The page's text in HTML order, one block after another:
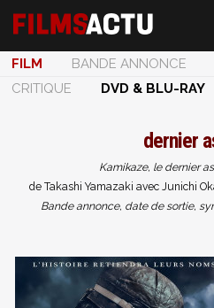
FILM BANDE ANNONCE
CRITIQUE
DVD & BLU-RAY
dernier
Kamikaze, le dernier
de Takashi Yamazaki avec Junichi
Bande annonce, date de sortie,